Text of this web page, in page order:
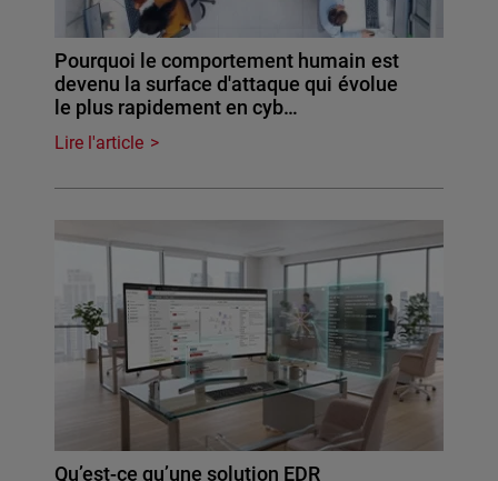
Pourquoi le comportement humain est
devenu la surface d'attaque qui évolue
le plus rapidement en cyb…
Lire l'article
Qu’est-ce qu’une solution EDR